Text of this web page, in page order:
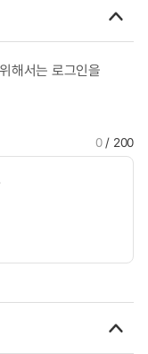
해서는 로그인을
0/ 200